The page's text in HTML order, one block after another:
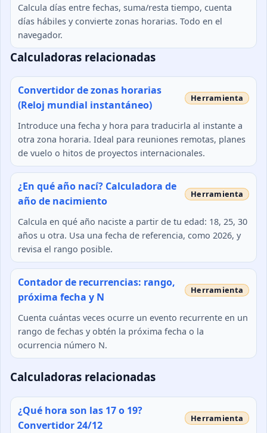
Calcula días entre fechas, suma/resta tiempo, cuenta
días hábiles y convierte zonas horarias. Todo en el
navegador.
Calculadoras relacionadas
Convertidor de zonas horarias
(Reloj mundial instantáneo)
Introduce una fecha y hora para traducirla al instante a
otra zona horaria. Ideal para reuniones remotas, planes
de vuelo o hitos de proyectos internacionales.
¿En qué año nací? Calculadora de
año de nacimiento
Calcula en qué año naciste a partir de tu edad: 18, 25, 30
años u otra. Usa una fecha de referencia, como 2026, y
revisa el rango posible.
Contador de recurrencias: rango,
próxima fecha y N
Cuenta cuántas veces ocurre un evento recurrente en un
rango de fechas y obtén la próxima fecha o la
ocurrencia número N.
Calculadoras relacionadas
¿Qué hora son las 17 o 19?
Convertidor 24/12